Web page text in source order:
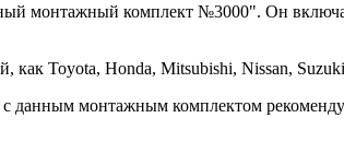
монтажный комплект №3000". Он
как Toyota, Honda, Mitsubishi, Nissan,
данным монтажным комплектом